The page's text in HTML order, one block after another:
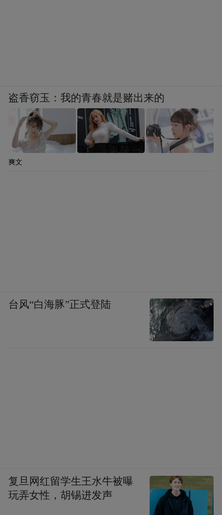
盗香窃玉：我的青春就是赌出来的
爽文
台风“白海豚”正式登陆
复旦网红留学生王水牛被曝
玩弄女性，胡锡进发声